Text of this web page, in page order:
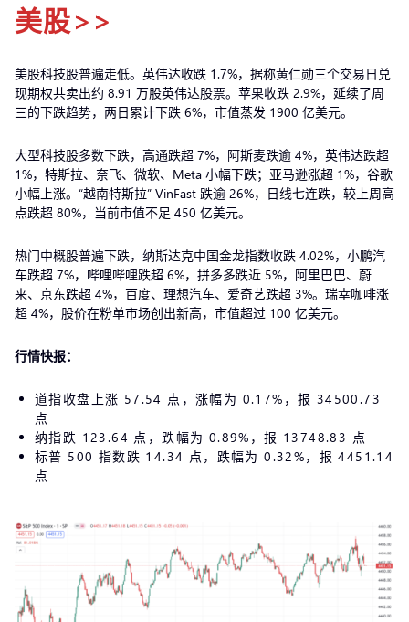
美股>>
美股科技股普遍走低。英伟达收跌 1.7%，据称黄仁勋三个交易日兑
现期权共卖出约 8.91 万股英伟达股票。苹果收跌 2.9%，延续了周
三的下跌趋势，两日累计下跌 6%，市值蒸发 1900 亿美元。
大型科技股多数下跌，高通跌超 7%，阿斯麦跌逾 4%，英伟达跌超
1%，特斯拉、奈飞、微软、Meta 小幅下跌；亚马逊涨超 1%，谷歌
小幅上涨。“越南特斯拉” VinFast 跌逾 26%，日线七连跌，较上周高
点跌超 80%，当前市值不足 450 亿美元。
热门中概股普遍下跌，纳斯达克中国金龙指数收跌 4.02%，小鹏汽
车跌超 7%，哔哩哔哩跌超 6%，拼多多跌近 5%，阿里巴巴、蔚
来、京东跌超 4%，百度、理想汽车、爱奇艺跌超 3%。瑞幸咖啡涨
超 4%，股价在粉单市场创出新高，市值超过 100 亿美元。
行情快报：
道指收盘上涨 57.54 点，涨幅为 0.17%，报 34500.73
点
纳指跌 123.64 点，跌幅为 0.89%，报 13748.83 点
标普 500 指数跌 14.34 点，跌幅为 0.32%，报 4451.14
点